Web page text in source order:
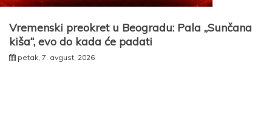
Vremenski preokret u Beogradu: Pala „Sunčana
kiša“, evo do kada će padati
petak, 7. avgust, 2026